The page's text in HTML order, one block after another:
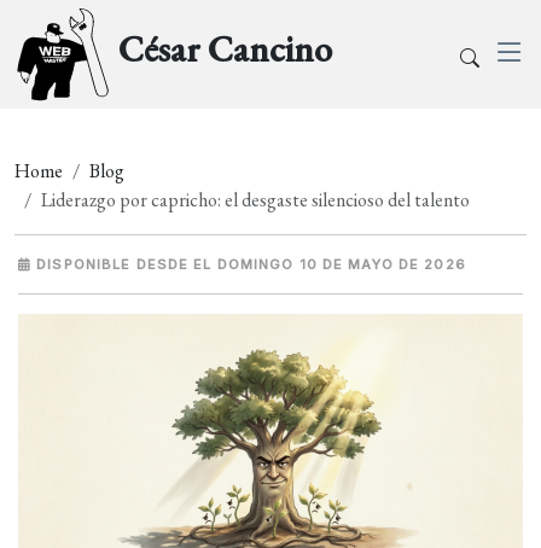
César Cancino
Home
Blog
Liderazgo por capricho: el desgaste silencioso del talento
DISPONIBLE DESDE EL DOMINGO 10 DE MAYO DE 2026